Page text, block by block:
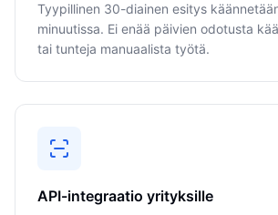
Tyypillinen 30-diainen esitys
minuutissa. Ei enää päivien odotusta
tai tunteja manuaalista työtä.
API-integraatio yrityksille